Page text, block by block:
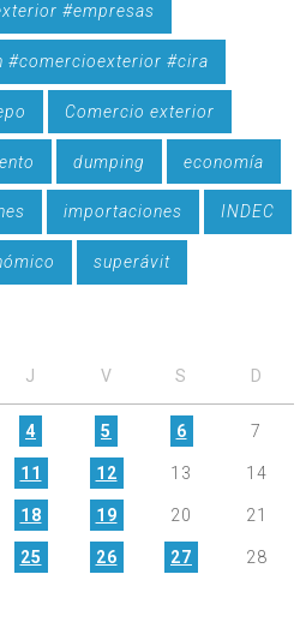
#empresas
#comercioexterior #cira
Comercio exterior
dumping economía
importaciones INDEC
superávit
J V S D
4 5 6 7
11 12 13 14
18 19 20 21
25 26 27 28